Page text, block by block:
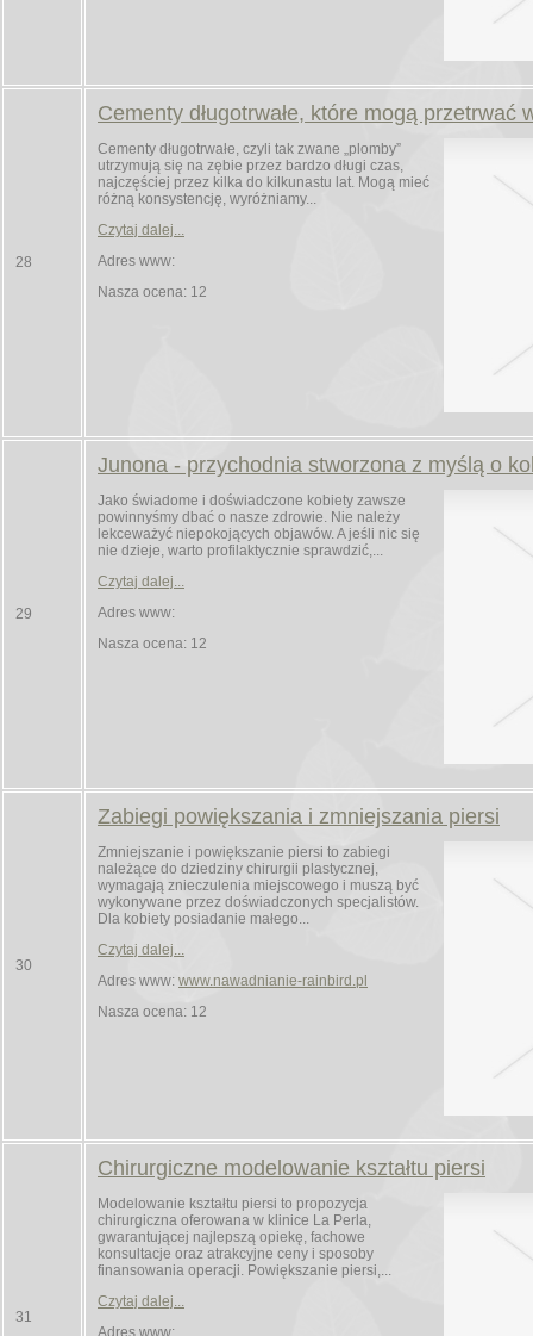
28
Cementy długotrwałe, które mogą przetrwać
Cementy długotrwałe, czyli tak zwane „plomby”
utrzymują się na zębie przez bardzo długi czas,
najczęściej przez kilka do kilkunastu lat. Mogą mieć
różną konsystencję, wyróżniamy...
Czytaj dalej...
Adres www:
Nasza ocena: 12
29
Junona - przychodnia stworzona z myślą o
Jako świadome i doświadczone kobiety zawsze
powinnyśmy dbać o nasze zdrowie. Nie należy
lekceważyć niepokojących objawów. A jeśli nic się
nie dzieje, warto profilaktycznie sprawdzić,...
Czytaj dalej...
Adres www:
Nasza ocena: 12
30
Zabiegi powiększania i zmniejszania piersi
Zmniejszanie i powiększanie piersi to zabiegi
należące do dziedziny chirurgii plastycznej,
wymagają znieczulenia miejscowego i muszą być
wykonywane przez doświadczonych specjalistów.
Dla kobiety posiadanie małego...
Czytaj dalej...
Adres www: www.nawadnianie-rainbird.pl
Nasza ocena: 12
31
Chirurgiczne modelowanie kształtu piersi
Modelowanie kształtu piersi to propozycja
chirurgiczna oferowana w klinice La Perla,
gwarantującej najlepszą opiekę, fachowe
konsultacje oraz atrakcyjne ceny i sposoby
finansowania operacji. Powiększanie piersi,...
Czytaj dalej...
Adres www: